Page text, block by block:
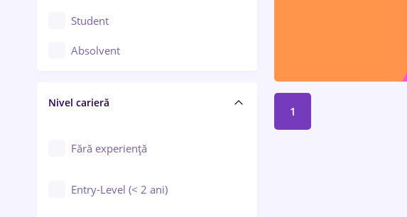
Construcții / Instalații
Controlul calității
Educație / Training / Arte
Student
Absolvent
Nivel carieră
Fără experiență
Entry-Level (< 2 ani)
1